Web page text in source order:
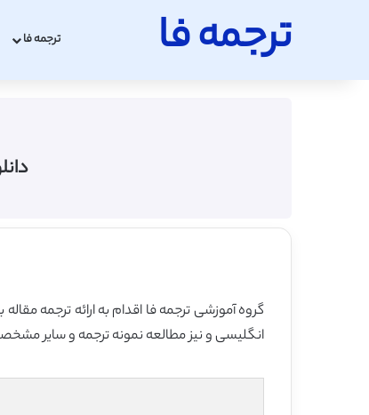
ترجمه فا ترجمه فا
گروه آموزشی ترجمه فا اقدام به ارائه ترجمه
انگلیسی و نیز مطالعه نمونه ترجمه و سایر